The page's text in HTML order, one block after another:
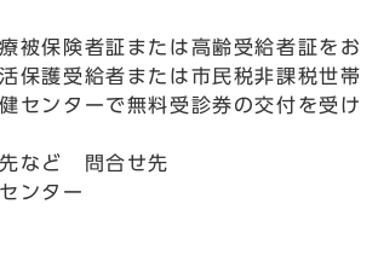
被保険者証または高齢受給者証をお
保護受給者または市民税非課税世帯
センターで無料受診券の交付を受け
など 問合せ先
ンター